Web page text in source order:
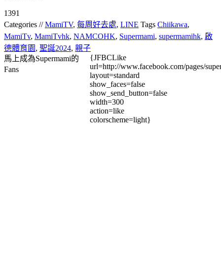
1391
Categories //MamiTV, 每周好去處, LINE Tags Chiikawa,
MamiTv, MamiTvhk, NAMCOHK, Supermami, supermamihk, 啟
德體育園 , 聖誕2024, 親子
馬上成為Supermami的
Fans
{JFBCLike
url=http://www.facebook.com/pages/
layout=standard
show_faces=false
show_send_button=false
width=300
action=like
colorscheme=light}